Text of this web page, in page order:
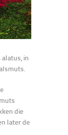
in
die
later de